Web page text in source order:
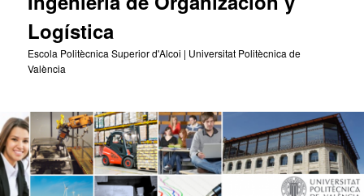
Logística
Escola Politècnica Superior d'Alcoi | Universitat Politècnica de
València